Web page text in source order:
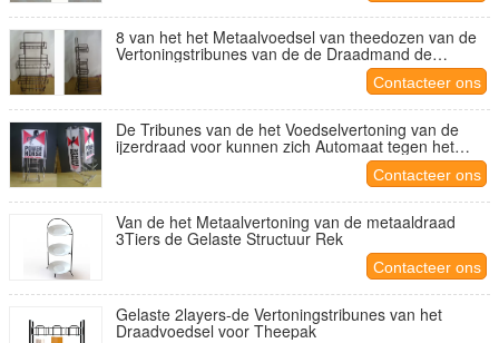
8 van het het Metaalvoedsel van theedozen van de
Vertoningstribunes van de de Draadmand de
Contacteer ons
De Tribunes van de het Voedselvertoning van de
ijzerdraad voor kunnen zich Automaat tegen het
Hoogste Gemakkelijke Bewegen verzetten zich
Contacteer ons
Van de het Metaalvertoning van de metaaldraad
3Tiers de Gelaste Structuur Rek
Contacteer ons
Gelaste 2layers-de Vertoningstribunes van het
Draadvoedsel voor Theepak